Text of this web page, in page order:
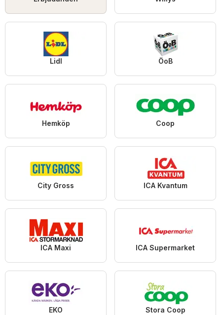
Lidl ÖoB
Hemköp Coop
City Gross ICA Kvantum
ICA Maxi ICA Supermarket
EKO Stora Coop